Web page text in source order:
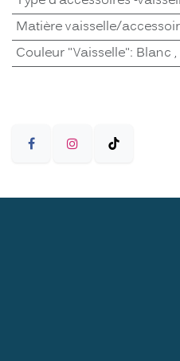
Matière vaisselle/
Couleur "Vaisselle": Blanc ,